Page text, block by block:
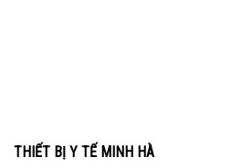
THIẾT BỊ Y TẾ MINH HÀ